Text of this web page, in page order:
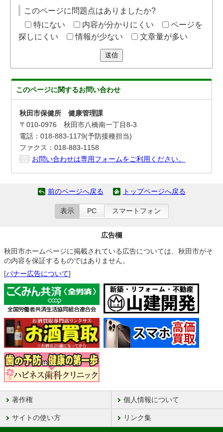
このページに問題点はありましたか?
特にない
内容が分かりにくい
ページを
探しにくい
情報が少ない 文章量が多い
送信
このページに関するお問い合わせ
秋田市保健所 健康管理課
〒010-0976 秋田市八橋南一丁目8-3
電話：018-883-1179(予防接種担当)
ファクス：018-883-1158
お問い合わせは専用フォームをご利用ください。
前のページへ戻る トップページへ戻る
表示 PC スマートフォン
広告欄
秋田市ホームページに掲載されている広告については、秋田市がそ
の内容を保証するものではありません。
[バナー広告について]
著作権 個人情報について
サイトの使い方 リンク集